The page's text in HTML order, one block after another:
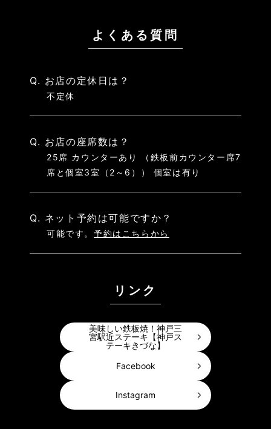
よくある質問
Q. お店の定休日は？
不定休
Q. お店の座席数は？
25席 カウンターあり （鉄板前カウンター席7
席と個室3室（2～6）） 個室は有り
Q. ネット予約は可能ですか？
可能です。 予約はこちらから
リンク
美味しい鉄板焼！神戸三
宮駅近ステーキ【神戸ス
テーキきづな】
Facebook
Instagram